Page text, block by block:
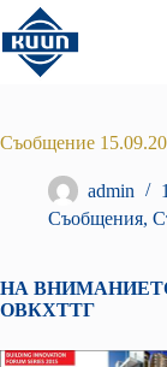
Преминаване
към
съдържанието
Съобщение
admin
Съобщения,
НА
ОВКХТТГ